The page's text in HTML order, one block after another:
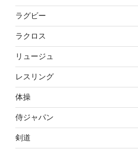
ラグビー
ラクロス
リュージュ
レスリング
体操
侍ジャパン
剣道